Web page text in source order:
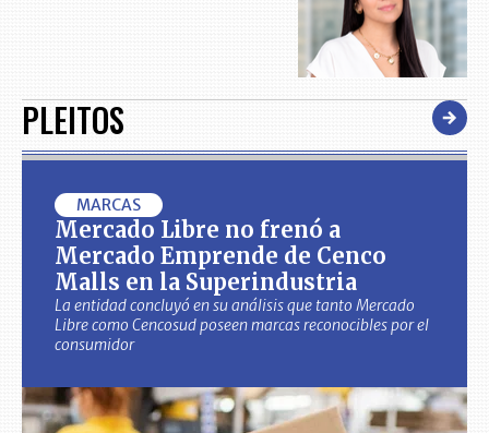
PLEITOS
MARCAS
Mercado Libre no frenó a
Mercado Emprende de Cenco
Malls en la Superindustria
La entidad concluyó en su análisis que tanto Mercado
Libre como Cencosud poseen marcas reconocibles por el
consumidor